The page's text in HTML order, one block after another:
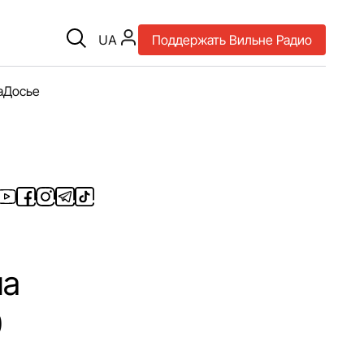
UA Поддержать Вильне Радио
Досье